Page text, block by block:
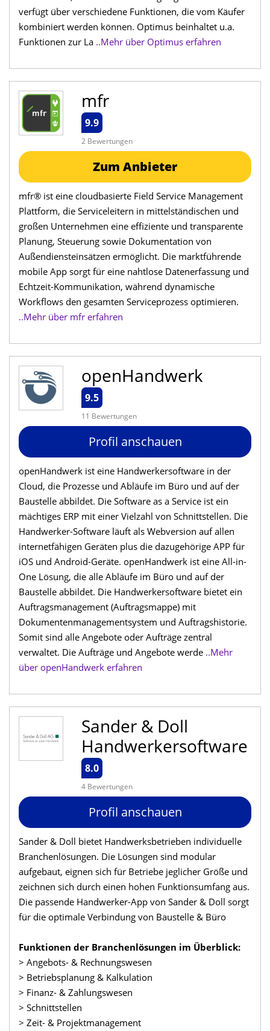
verfügt über verschiedene Funktionen, die vom Käufer
kombiniert werden können. Optimus beinhaltet u.a.
Funktionen zur La ..Mehr über Optimus erfahren
mfr
9.9
2 Bewertungen
Zum Anbieter
mfr® ist eine cloudbasierte Field Service Management
Plattform, die Serviceleitern in mittelständischen und
großen Unternehmen eine effiziente und transparente
Planung, Steuerung sowie Dokumentation von
Außendiensteinsätzen ermöglicht. Die marktführende
mobile App sorgt für eine nahtlose Datenerfassung und
Echtzeit-Kommunikation, während dynamische
Workflows den gesamten Serviceprozess optimieren.
..Mehr über mfr erfahren
openHandwerk
9.5
11 Bewertungen
Profil anschauen
openHandwerk ist eine Handwerkersoftware in der
Cloud, die Prozesse und Abläufe im Büro und auf der
Baustelle abbildet. Die Software as a Service ist ein
mächtiges ERP mit einer Vielzahl von Schnittstellen. Die
Handwerker-Software läuft als Webversion auf allen
internetfähigen Geräten plus die dazugehörige APP für
iOS und Android-Geräte. openHandwerk ist eine All-in-
One Lösung, die alle Abläufe im Büro und auf der
Baustelle abbildet. Die Handwerkersoftware bietet ein
Auftragsmanagement (Auftragsmappe) mit
Dokumentenmanagementsystem und Auftragshistorie.
Somit sind alle Angebote oder Aufträge zentral
verwaltet. Die Aufträge und Angebote werde ..Mehr
über openHandwerk erfahren
Sander & Doll
Handwerkersoftware
8.0
4 Bewertungen
Profil anschauen
Sander & Doll bietet Handwerksbetrieben individuelle
Branchenlösungen. Die Lösungen sind modular
aufgebaut, eignen sich für Betriebe jeglicher Größe und
zeichnen sich durch einen hohen Funktionsumfang aus.
Die passende Handwerker-App von Sander & Doll sorgt
für die optimale Verbindung von Baustelle & Büro
Funktionen der Branchenlösungen im Überblick:
> Angebots- & Rechnungswesen
> Betriebsplanung & Kalkulation
> Finanz- & Zahlungswesen
> Schnittstellen
> Zeit- & Projektmanagement